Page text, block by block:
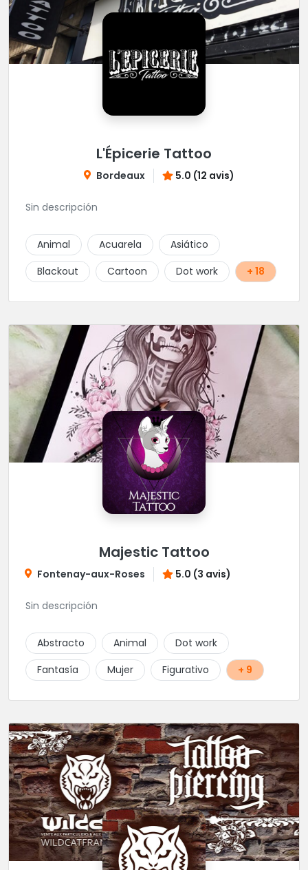
L'Épicerie Tattoo
Bordeaux 5.0 (12 avis)
Sin descripción
Animal Acuarela
Asiático
Blackout
Cartoon Dot work + 18
Majestic Tattoo
Fontenay-aux-Roses 5.0 (3 avis)
Sin descripción
Abstracto Animal
Dot work
Fantasía
Mujer Figurativo + 9